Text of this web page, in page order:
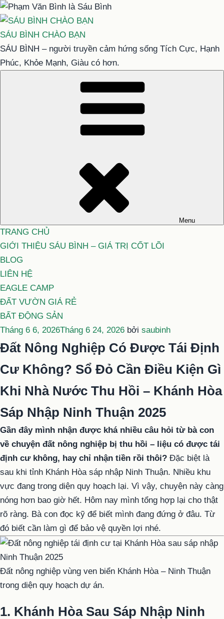
Chuyển
đến
phần
nội
dung
SÁU BÌNH CHÀO BẠN
SÁU BÌNH – người truyền cảm hứng sống Tích Cực, Hạnh
Phúc, Khỏe Mạnh, Giàu có hơn.
Menu
TRANG CHỦ
GIỚI THIỆU SÁU BÌNH – GIÁ TRỊ CỐT LÕI
BLOG
LIÊN HỆ
EAGLE CAMP
ĐẤT VƯỜN GIÁ RẺ
BẤT ĐỘNG SẢN
Đăng
trong
Tháng 6 6, 2026Tháng 6 24, 2026 bởi saubinh
Đất Nông Nghiệp Có Được Tái Định
Cư Không? Sổ Đỏ Cần Điều Kiện Gì
Khi Nhà Nước Thu Hồi – Khánh Hòa
Sáp Nhập Ninh Thuận 2025
Gần đây mình nhận được khá nhiều câu hỏi từ bà con
về chuyện đất nông nghiệp bị thu hồi – liệu có được tái
định cư không, hay chỉ nhận tiền rồi thôi? Đặc biệt là
sau khi tỉnh Khánh Hòa sáp nhập Ninh Thuận. Nhiều khu
vực đang trong diện quy hoạch lại. Vì vậy, chuyện này càng
nóng hơn bao giờ hết. Hôm nay mình tổng hợp lại cho thật
rõ ràng. Bà con đọc kỹ để biết mình đang đứng ở đâu. Từ
đó biết cần làm gì để bảo vệ quyền lợi nhé.
Đất nông nghiệp vùng ven biển Khánh Hòa – Ninh Thuận
trong diện quy hoạch dự án.
1. Khánh Hòa Sau Sáp Nhập Ninh